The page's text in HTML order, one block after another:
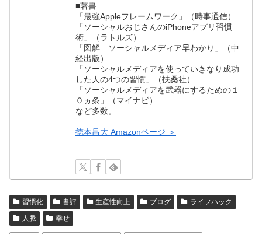
■著書
「最強Appleフレームワーク」（時事通信）
「ソーシャルおじさんのiPhoneアプリ習慣
術」（ラトルズ）
「図解 ソーシャルメディア早わかり」（中
経出版）
「ソーシャルメディアを使っていきなり成功
した人の4つの習慣」（扶桑社）
「ソーシャルメディアを武器にするための１
０ヵ条」（マイナビ）
など多数。
徳本昌大 Amazonページ ＞
習慣化 書評 生産性向上 ブログ
ライフハック
人脈
幸せ